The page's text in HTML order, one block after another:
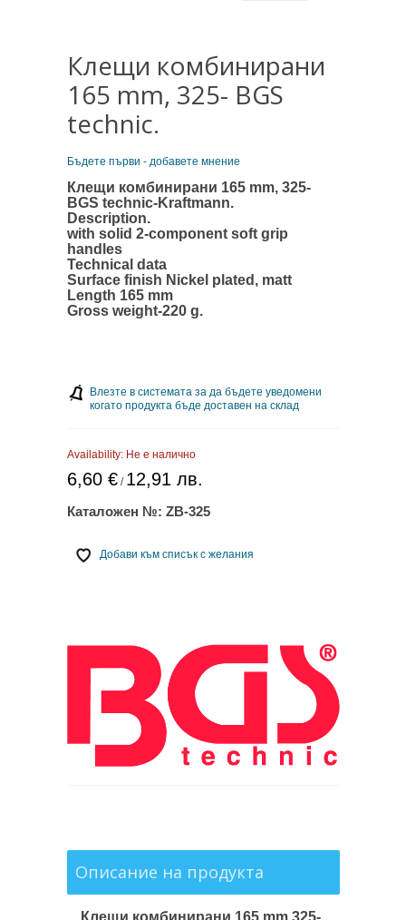
Клещи комбинирани
165 mm, 325- BGS
technic.
Бъдете първи - добавете мнение
Клещи комбинирани 165 mm, 325-
BGS technic-Kraftmann.
Description.
with solid 2-component soft grip
handles
Technical data
Surface finish Nickel plated, matt
Length 165 mm
Gross weight-220 g.
Влезте в системата за да бъдете уведомени
когато продукта бъде доставен на склад
Availability: Не е налично
6,60 €/ 12,91 лв.
Каталожен №: ZB-325
Добави към списък с желания
Описание на продукта